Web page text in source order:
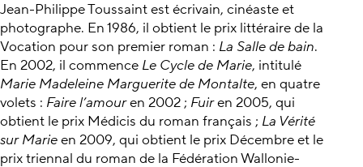
Jean-Philippe Toussaint est écrivain, cinéaste et
photographe. En 1986, il obtient le prix littéraire de la
Vocation pour son premier roman : La Salle de bain.
En 2002, il commence Le Cycle de Marie, intitulé
Marie Madeleine Marguerite de Montalte, en quatre
volets : Faire l’amouren 2002 ; Fuiren 2005, qui
obtient le prix Médicis du roman français ; La Vérité
sur Marieen 2009, qui obtient le prix Décembre et le
prix triennal du roman de la Fédération Wallonie-